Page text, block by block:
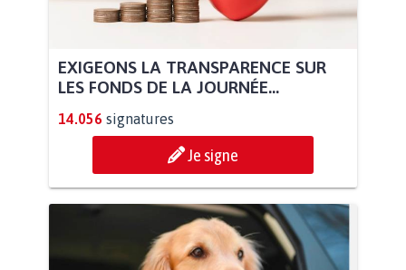
EXIGEONS LA TRANSPARENCE SUR
LES FONDS DE LA JOURNÉE...
14.056 signatures
Je signe